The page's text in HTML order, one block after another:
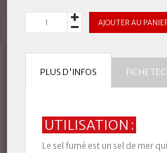
AJOUTER AU
PLUS D'INFOS FICHE
UTILISATION :
Le sel fumé est un sel de mer